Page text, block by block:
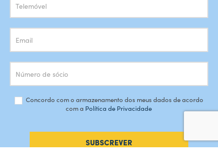
Concordo com o armazenamento dos meus dados de acordo
com a Política de Privacidade
SUBSCREVER